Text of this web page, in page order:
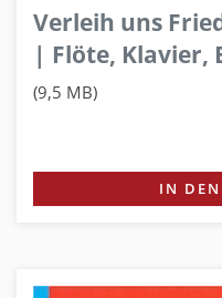
Verleih uns
| Flöte, Klavier,
(9,5 MB)
IN DEN